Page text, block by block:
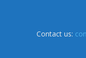
Contact us: